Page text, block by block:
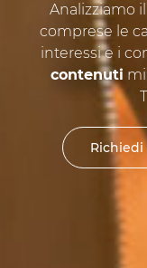
Analizziamo
comprese le
interessi e i
contenuti
Richiedi